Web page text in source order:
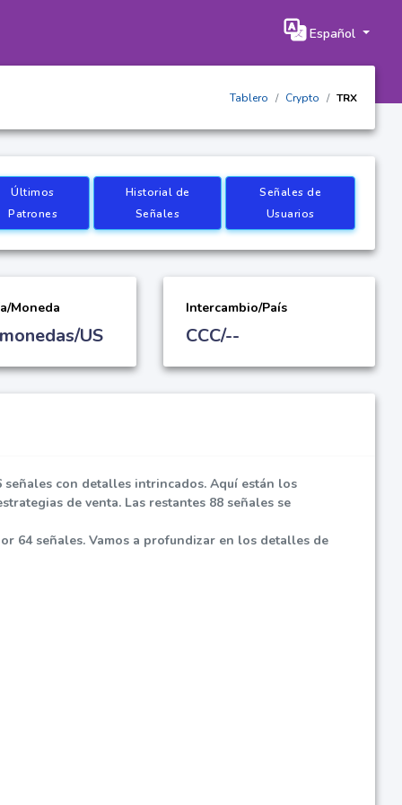
Español
Tablero Crypto TRX
Últimos
Patrones
Historial de
Señales
Señales de
Usuarios
Moneda
US
Intercambio/País
CCC/--
señales con detalles intrincados. Aquí están los
de venta. Las restantes 88 señales se
64 señales. Vamos a profundizar en los detalles de